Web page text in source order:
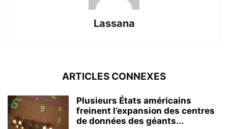
Lassana
ARTICLES CONNEXES
Plusieurs États américains
freinent l’expansion des centres
de données des géants...